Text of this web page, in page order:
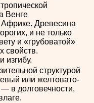
Венге
Древесина
и не только
и «грубоватой»
свойств.
изгибу.
структурой
или желтовато-
в долговечности,